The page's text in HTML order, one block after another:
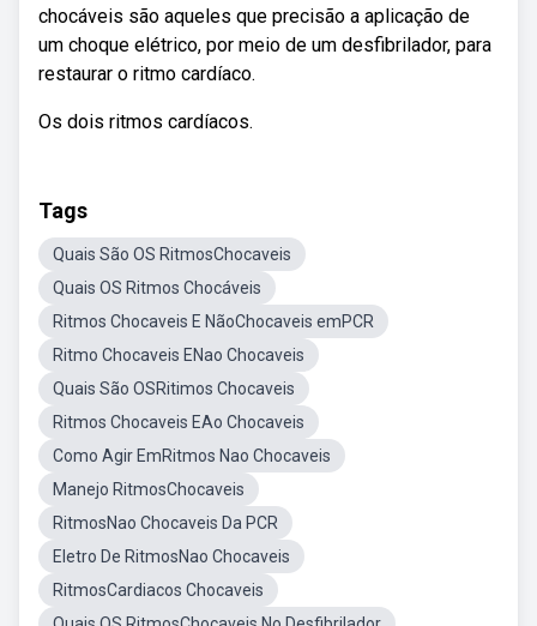
chocáveis são aqueles que precisão a aplicação de
um choque elétrico, por meio de um desfibrilador, para
restaurar o ritmo cardíaco.
Os dois ritmos cardíacos.
Tags
Quais São OS RitmosChocaveis
Quais OS Ritmos Chocáveis
Ritmos Chocaveis E NãoChocaveis emPCR
Ritmo Chocaveis ENao Chocaveis
Quais São OSRitimos Chocaveis
Ritmos Chocaveis EAo Chocaveis
Como Agir EmRitmos Nao Chocaveis
Manejo RitmosChocaveis
RitmosNao Chocaveis Da PCR
Eletro De RitmosNao Chocaveis
RitmosCardiacos Chocaveis